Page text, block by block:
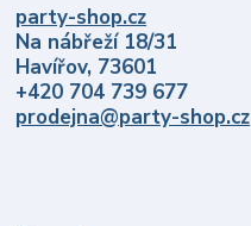
party-shop.cz
Na nábřeží 18/31
Havířov, 73601
+420 704 739 677
prodejna@party-shop.cz